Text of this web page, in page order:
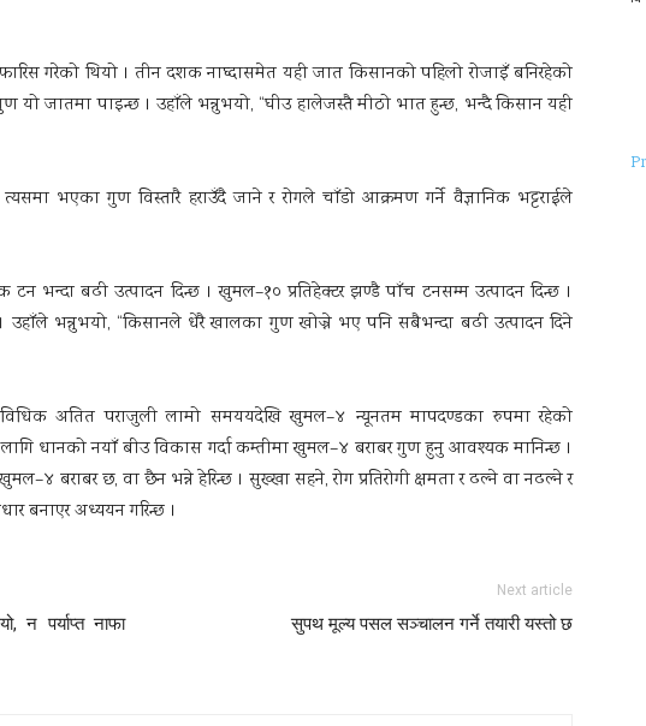
गरेको थियो । तीन दशक नाघ्दासमेत यही जात किसानको पहिलो रोजाइँ बनिरहेको
जातमा पाइन्छ । उहाँले भन्नुभयो, “घीउ हालेजस्तै मीठो भात हुन्छ, भन्दै किसान यही
भएका गुण विस्तारै हराउँदै जाने र रोगले चाँडो आक्रमण गर्ने वैज्ञानिक भट्टराईले
भन्दा बढी उत्पादन दिन्छ । खुमल–१० प्रतिहेक्टर झण्डै पाँच टनसम्म उत्पादन दिन्छ ।
भन्नुभयो, “किसानले धेरै खालका गुण खोज्ने भए पनि सबैभन्दा बढी उत्पादन दिने
अतित पराजुली लामो समययदेखि खुमल–४ न्यूनतम मापदण्डका रुपमा रहेको
धानको नयाँ बीउ विकास गर्दा कम्तीमा खुमल–४ बराबर गुण हुनु आवश्यक मानिन्छ ।
बराबर छ, वा छैन भन्ने हेरिन्छ । सुख्खा सहने, रोग प्रतिरोगी क्षमता र ढल्ने वा नढल्ने र
बनाएर अध्ययन गरिन्छ ।
न पर्याप्त नाफा
Next article
सुपथ मूल्य पसल सञ्चालन गर्ने तयारी यस्तो छ